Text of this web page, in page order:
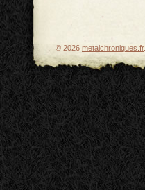
© 2026 metalchroniques.fr.